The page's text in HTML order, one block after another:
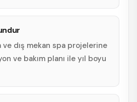
ve dış mekan spa projelerine
ve bakım planı ile yıl boyu